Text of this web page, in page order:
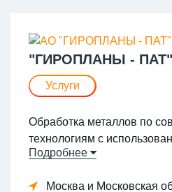
"ГИРОПЛАНЫ - ПАТ"
Услуги
Обработка металлов по
технологиям с
сложные
фрезерные, фрезерные с
Подробнее
Москва и Московская